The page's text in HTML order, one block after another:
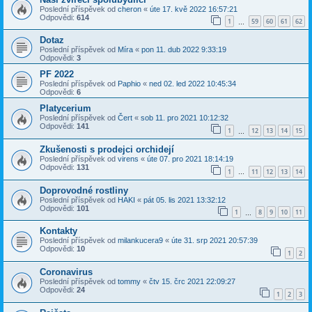
Poslední příspěvek od cheron « úte 17. kvě 2022 16:57:21
Odpovědi: 614 1 59 60 61 62
Dotaz
Poslední příspěvek od Míra « pon 11. dub 2022 9:33:19
Odpovědi: 3
PF 2022
Poslední příspěvek od Paphio « ned 02. led 2022 10:45:34
Odpovědi: 6
Platycerium
Poslední příspěvek od Čert « sob 11. pro 2021 10:12:32
Odpovědi: 141 1 12 13 14 15
Zkušenosti s prodejci orchidejí
Poslední příspěvek od virens « úte 07. pro 2021 18:14:19
Odpovědi: 131 1 … 11 12 13 14
Doprovodné rostliny
Poslední příspěvek od HAKI « pát 05. lis 2021 13:32:12
Odpovědi: 101 1 8 9 10 11
Kontakty
Poslední příspěvek od milankucera9 « úte 31. srp 2021 20:57:39
Odpovědi: 10 1 2
Coronavirus
Poslední příspěvek od tommy « čtv 15. črc 2021 22:09:27
Odpovědi: 24 1 2 3